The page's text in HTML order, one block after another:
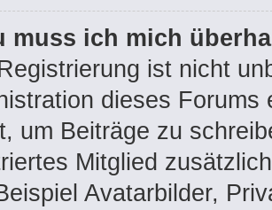
muss ich mich
ist nicht
dieses
um Beiträge zu
Mitglied
Avatarbilder,